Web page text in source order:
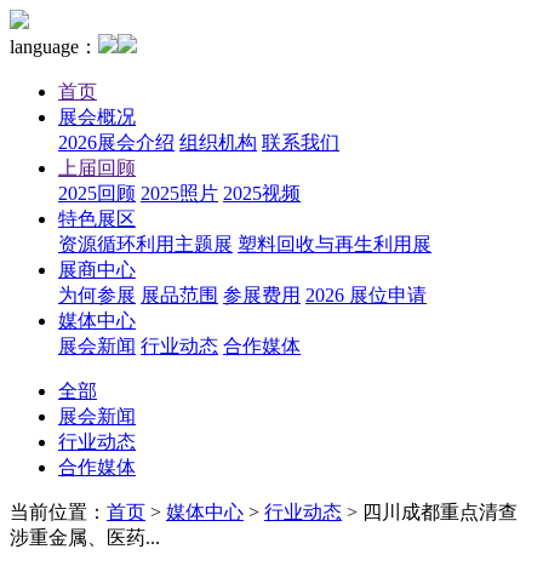
language：
首页
展会概况
2026展会介绍 组织机构 联系我们
上届回顾
2025回顾 2025照片 2025视频
特色展区
资源循环利用主题展 塑料回收与再生利用展
展商中心
为何参展 展品范围 参展费用 2026 展位申请
媒体中心
展会新闻 行业动态 合作媒体
全部
展会新闻
行业动态
合作媒体
当前位置： 首页 > 媒体中心 > 行业动态 > 四川成都重点清查
涉重金属、医药...